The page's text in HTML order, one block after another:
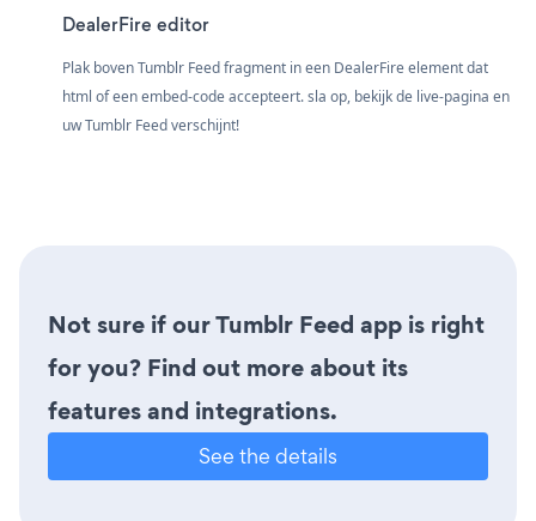
DealerFire editor
Plak boven Tumblr Feed fragment in een DealerFire element dat
html of een embed-code accepteert. sla op, bekijk de live-pagina en
uw Tumblr Feed verschijnt!
Not sure if our Tumblr Feed app is right
for you? Find out more about its
features and integrations.
See the details